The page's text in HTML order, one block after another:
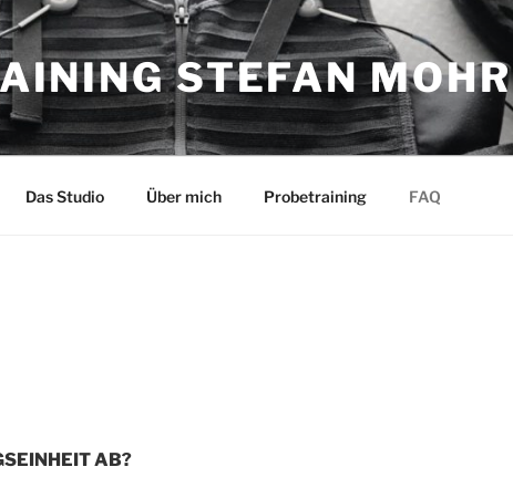
STEFAN MOHR
Das Studio Über mich Probetraining FAQ
AB?